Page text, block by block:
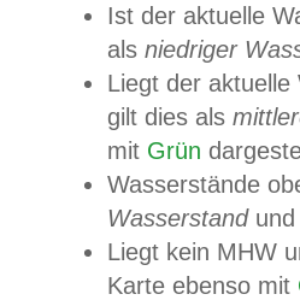
Ist der aktuelle
als niedriger
Liegt der
gilt dies als
mit Grün
Wasserstände
Wasserstandund
Liegt kein MHW
Karte ebenso mit